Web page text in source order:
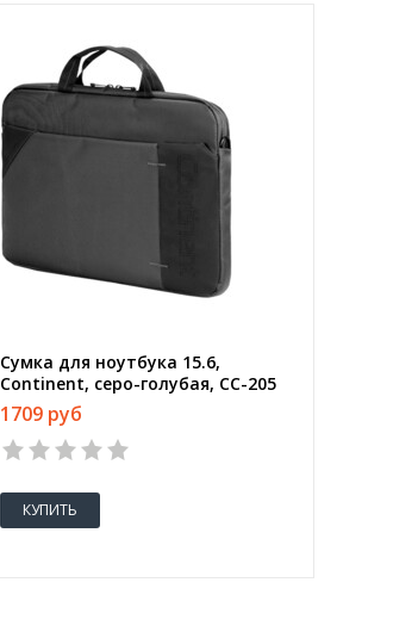
Сумка для ноутбука 15.6,
Continent, серо-голубая, CC-205
GA
1709 руб
КУПИТЬ